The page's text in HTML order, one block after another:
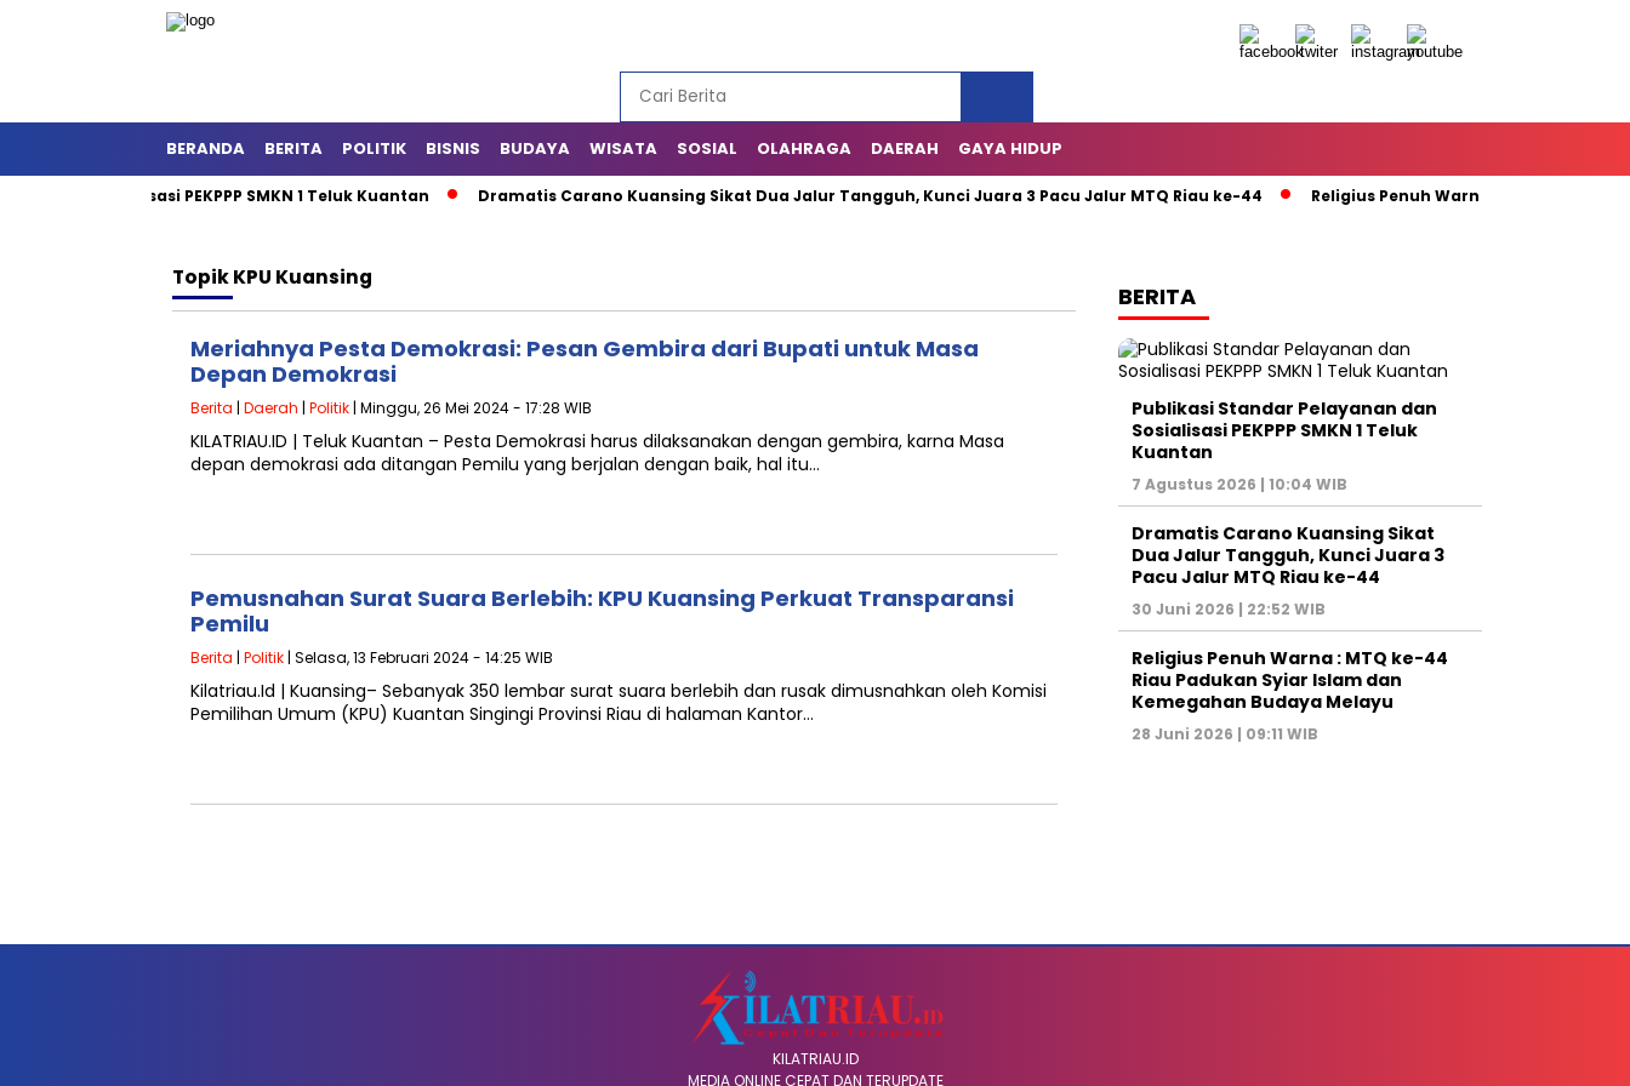
BERANDA BERITA POLITIK BISNIS BUDAYA WISATA SOSIAL OLAHRAGA DAERAH GAYA HIDUP
dan Sosialisasi PEKPPP SMKN 1 Teluk Kuantan Dramatis Carano Kuansing Sikat Dua Jalur Tangguh, Kunci Juara 3 Pacu Jalur MTQ Riau ke-44 Religius Penuh Warna : MTQ ke-44 Riau
TopikKPU Kuansing
Meriahnya Pesta Demokrasi: Pesan Gembira dari Bupati untuk Masa
Depan Demokrasi
Berita | Daerah | Politik | Minggu, 26 Mei 2024 - 17:28 WIB
KILATRIAU.ID | Teluk Kuantan – Pesta Demokrasi harus dilaksanakan dengan gembira, karna Masa
depan demokrasi ada ditangan Pemilu yang berjalan dengan baik, hal itu…
Pemusnahan Surat Suara Berlebih: KPU Kuansing Perkuat Transparansi
Pemilu
Berita | Politik | Selasa, 13 Februari 2024 - 14:25 WIB
Kilatriau.Id | Kuansing– Sebanyak 350 lembar surat suara berlebih dan rusak dimusnahkan oleh Komisi
Pemilihan Umum (KPU) Kuantan Singingi Provinsi Riau di halaman Kantor…
BERITA
Publikasi Standar Pelayanan dan
Sosialisasi PEKPPP SMKN 1 Teluk
Kuantan
7 Agustus 2026 | 10:04 WIB
Dramatis Carano Kuansing Sikat
Dua Jalur Tangguh, Kunci Juara 3
Pacu Jalur MTQ Riau ke-44
30 Juni 2026 | 22:52 WIB
Religius Penuh Warna : MTQ ke-44
Riau Padukan Syiar Islam dan
Kemegahan Budaya Melayu
28 Juni 2026 | 09:11 WIB
KILATRIAU.ID
MEDIA ONLINE CEPAT DAN TERUPDATE